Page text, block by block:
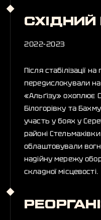
2022-2023
Після стабілізації
передислокували
«Альґізу» охоплює
Білогорівку та
участь у боях у
районі
облаштовували
надійну мережу
складної місцевості.